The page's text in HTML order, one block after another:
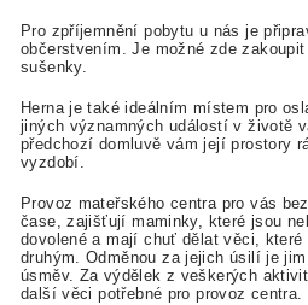
Pro zpříjemnění pobytu u nás je
občerstvením. Je možné zde
sušenky.
Herna je také ideálním místem pro
jiných významných událostí v životě
předchozí domluvě vám její prostory
vyzdobí.
Provoz mateřského centra pro vás
čase, zajišťují maminky, které jsou
dovolené a mají chuť dělat věci,
druhým. Odměnou za jejich úsilí je
úsměv. Za výdělek z veškerých
další věci potřebné pro provoz centra.